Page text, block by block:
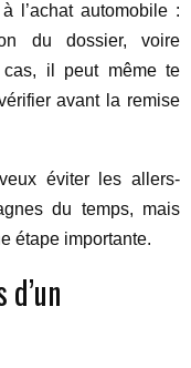
l’achat automobile :
du dossier, voire
cas, il peut même te
avant la remise
éviter les allers-
du temps, mais
étape importante.